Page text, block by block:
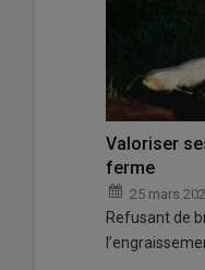
Valoriser
ferme
25 mars
Refusant de